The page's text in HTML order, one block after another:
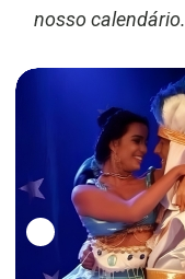
nosso calendário.